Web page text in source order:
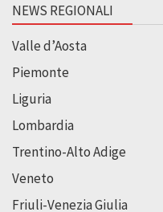
NEWS REGIONALI
Valle d’Aosta
Piemonte
Liguria
Lombardia
Trentino-Alto Adige
Veneto
Friuli-Venezia Giulia